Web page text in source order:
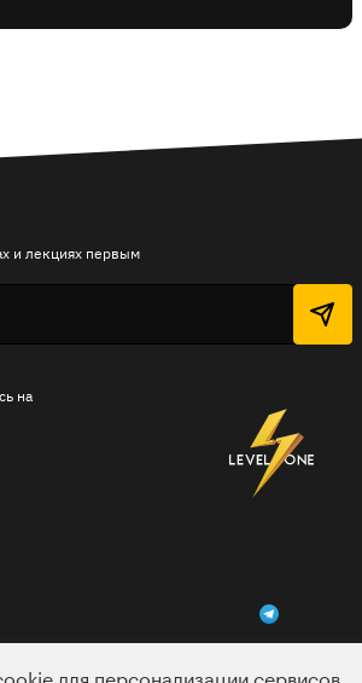
на
и лекциях первым